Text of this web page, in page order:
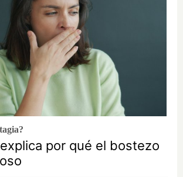
por qué el bostezo